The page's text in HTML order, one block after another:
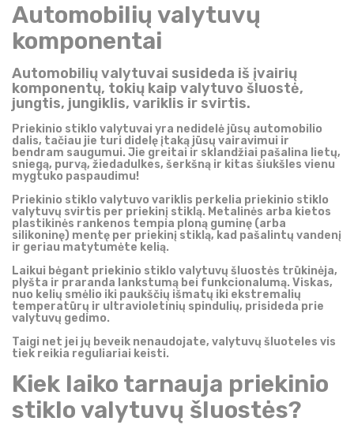
Automobilių valytuvų
komponentai
Automobilių valytuvai susideda iš įvairių
komponentų, tokių kaip valytuvo šluostė,
jungtis, jungiklis, variklis ir svirtis.
Priekinio stiklo valytuvai yra nedidelė jūsų automobilio
dalis, tačiau jie turi didelę įtaką jūsų vairavimui ir
bendram saugumui. Jie greitai ir sklandžiai pašalina lietų,
sniegą, purvą, žiedadulkes, šerkšną ir kitas šiukšles vienu
mygtuko paspaudimu!
Priekinio stiklo valytuvo variklis perkelia priekinio stiklo
valytuvų svirtis per priekinį stiklą. Metalinės arba kietos
plastikinės rankenos tempia ploną guminę (arba
silikoninę) mentę per priekinį stiklą, kad pašalintų vandenį
ir geriau matytumėte kelią.
Laikui bėgant priekinio stiklo valytuvų šluostės trūkinėja,
plyšta ir praranda lankstumą bei funkcionalumą. Viskas,
nuo kelių smėlio iki paukščių išmatų iki ekstremalių
temperatūrų ir ultravioletinių spindulių, prisideda prie
valytuvų gedimo.
Taigi net jei jų beveik nenaudojate, valytuvų šluoteles vis
tiek reikia reguliariai keisti.
Kiek laiko tarnauja priekinio
stiklo valytuvų šluostės?